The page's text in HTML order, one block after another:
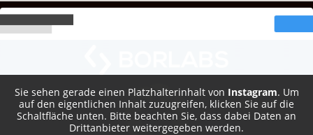
Sie sehen gerade einen Platzhalterinhalt von Instagram. Um
auf den eigentlichen Inhalt zuzugreifen, klicken Sie auf die
Schaltfläche unten. Bitte beachten Sie, dass dabei Daten an
Drittanbieter weitergegeben werden.